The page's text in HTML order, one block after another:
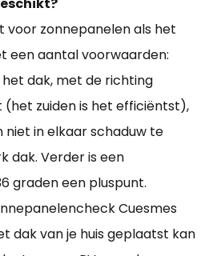
voor zonnepanelen als het
een aantal voorwaarden:
dak, met de richting
(het zuiden is het efficiëntst),
niet in elkaar schaduw te
dak. Verder is een
graden een pluspunt.
Cuesmes
dak van je huis geplaatst kan